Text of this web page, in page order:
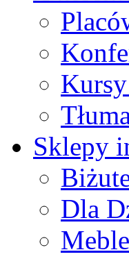
Sklepy
Dla
Meble